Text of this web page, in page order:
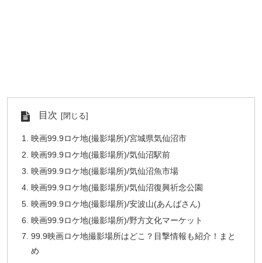
目次
映画99.9ロケ地(撮影場所)/宮城県気仙沼市
映画99.9ロケ地(撮影場所)/気仙沼駅前
映画99.9ロケ地(撮影場所)/気仙沼魚市場
映画99.9ロケ地(撮影場所)/気仙沼復興祈念公園
映画99.9ロケ地(撮影場所)/安波山(あんばさん)
映画99.9ロケ地(撮影場所)/野方文化マーケット
99.9映画ロケ地撮影場所はどこ？目撃情報も紹介！まと
め